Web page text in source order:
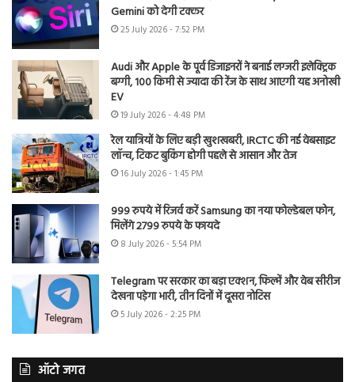
Gemini को देगी टक्कर
25 July 2026 - 7:52 PM
Audi और Apple के पूर्व डिजाइनरों ने बनाई लग्जरी इलेक्ट्रिक
बग्गी, 100 किमी से ज्यादा की रेंज के साथ आएगी यह अनोखी
EV
19 July 2026 - 4:48 PM
रेल यात्रियों के लिए बड़ी खुशखबरी, IRCTC की नई वेबसाइट
लॉन्च, टिकट बुकिंग होगी पहले से आसान और तेज
16 July 2026 - 1:45 PM
999 रुपये में रिजर्व करें Samsung का नया फोल्डेबल फोन,
मिलेंगे 2799 रुपये के फायदे
8 July 2026 - 5:54 PM
Telegram पर सरकार का बड़ा एक्शन, फिल्में और वेब सीरीज
देखना पड़ेगा भारी, तीन दिनों में दूसरा नोटिस
5 July 2026 - 2:25 PM
ऑटो जगत